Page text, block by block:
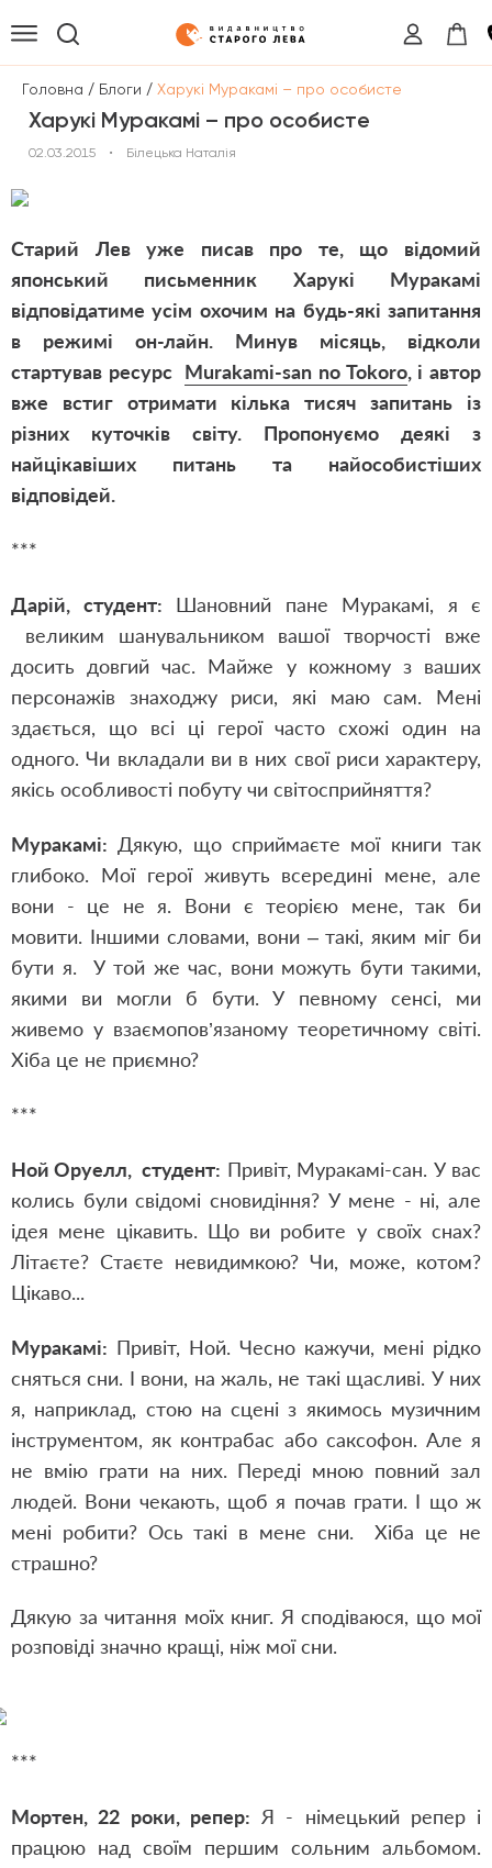
Головна / Блоги / Харукі Муракамі – про особисте
Харукі Муракамі – про особисте
02.03.2015 • Білецька Наталія
Старий Лев уже писав про те, що відомий
японський письменник Харукі Муракамі
відповідатиме усім охочим на будь-які запитання
в режимі он-лайн. Минув місяць, відколи
стартував ресурс Murakami-san no Tokoro, і автор
вже встиг отримати кілька тисяч запитань із
різних куточків світу. Пропонуємо деякі з
найцікавіших питань та найособистіших
відповідей.
***
Дарій, студент: Шановний пане Муракамі, я є
великим шанувальником вашої творчості вже
досить довгий час. Майже у кожному з ваших
персонажів знаходжу риси, які маю сам. Мені
здається, що всі ці герої часто схожі один на
одного. Чи вкладали ви в них свої риси характеру,
якісь особливості побуту чи світосприйняття?
Муракамі: Дякую, що сприймаєте мої книги так
глибоко. Мої герої живуть всередині мене, але
вони - це не я. Вони є теорією мене, так би
мовити. Іншими словами, вони – такі, яким міг би
бути я. У той же час, вони можуть бути такими,
якими ви могли б бути. У певному сенсі, ми
живемо у взаємопов’язаному теоретичному світі.
Хіба це не приємно?
***
Ной Оруелл, студент: Привіт, Муракамі-сан. У вас
колись були свідомі сновидіння? У мене - ні, але
ідея мене цікавить. Що ви робите у своїх снах?
Літаєте? Стаєте невидимкою? Чи, може, котом?
Цікаво...
Муракамі: Привіт, Ной. Чесно кажучи, мені рідко
сняться сни. І вони, на жаль, не такі щасливі. У них
я, наприклад, стою на сцені з якимось музичним
інструментом, як контрабас або саксофон. Але я
не вмію грати на них. Переді мною повний зал
людей. Вони чекають, щоб я почав грати. І що ж
мені робити? Ось такі в мене сни. Хіба це не
страшно?
Дякую за читання моїх книг. Я сподіваюся, що мої
розповіді значно кращі, ніж мої сни.
***
Мортен, 22 роки, репер: Я - німецький репер і
працюю над своїм першим сольним альбомом.